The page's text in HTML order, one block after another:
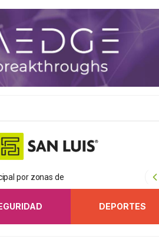
por zonas de
DEPORTES